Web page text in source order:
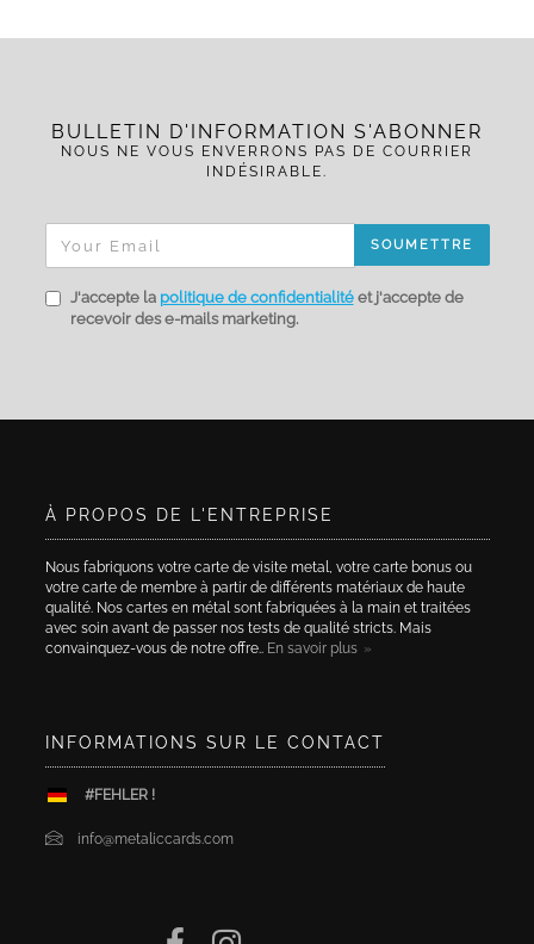
BULLETIN D'INFORMATION S'ABONNER
NOUS NE VOUS ENVERRONS PAS DE COURRIER
INDÉSIRABLE.
SOUMETTRE
J'accepte la politique de confidentialitéet j'accepte de
recevoir des e-mails marketing.
À PROPOS DE L'ENTREPRISE
Nous fabriquons votre carte de visite metal, votre carte bonus ou
votre carte de membre à partir de différents matériaux de haute
qualité. Nos cartes en métal sont fabriquées à la main et traitées
avec soin avant de passer nos tests de qualité stricts. Mais
convainquez-vous de notre offre.. En savoir plus
INFORMATIONS SUR LE CONTACT
#FEHLER !
info@metaliccards.com